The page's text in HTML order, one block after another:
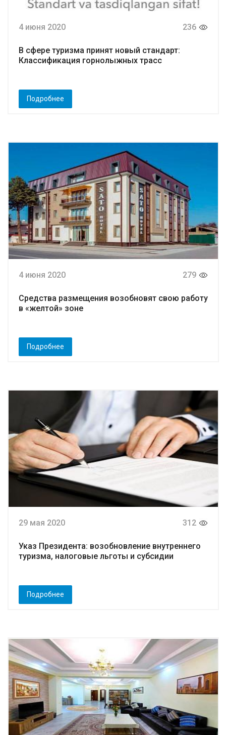
4 июня 2020 236
В сфере туризма принят новый стандарт:
Классификация горнолыжных трасс
Подробнее
4 июня 2020 279
Средства размещения возобновят свою работу
в «желтой» зоне
Подробнее
29 мая 2020 312
Указ Президента: возобновление внутреннего
туризма, налоговые льготы и субсидии
Подробнее